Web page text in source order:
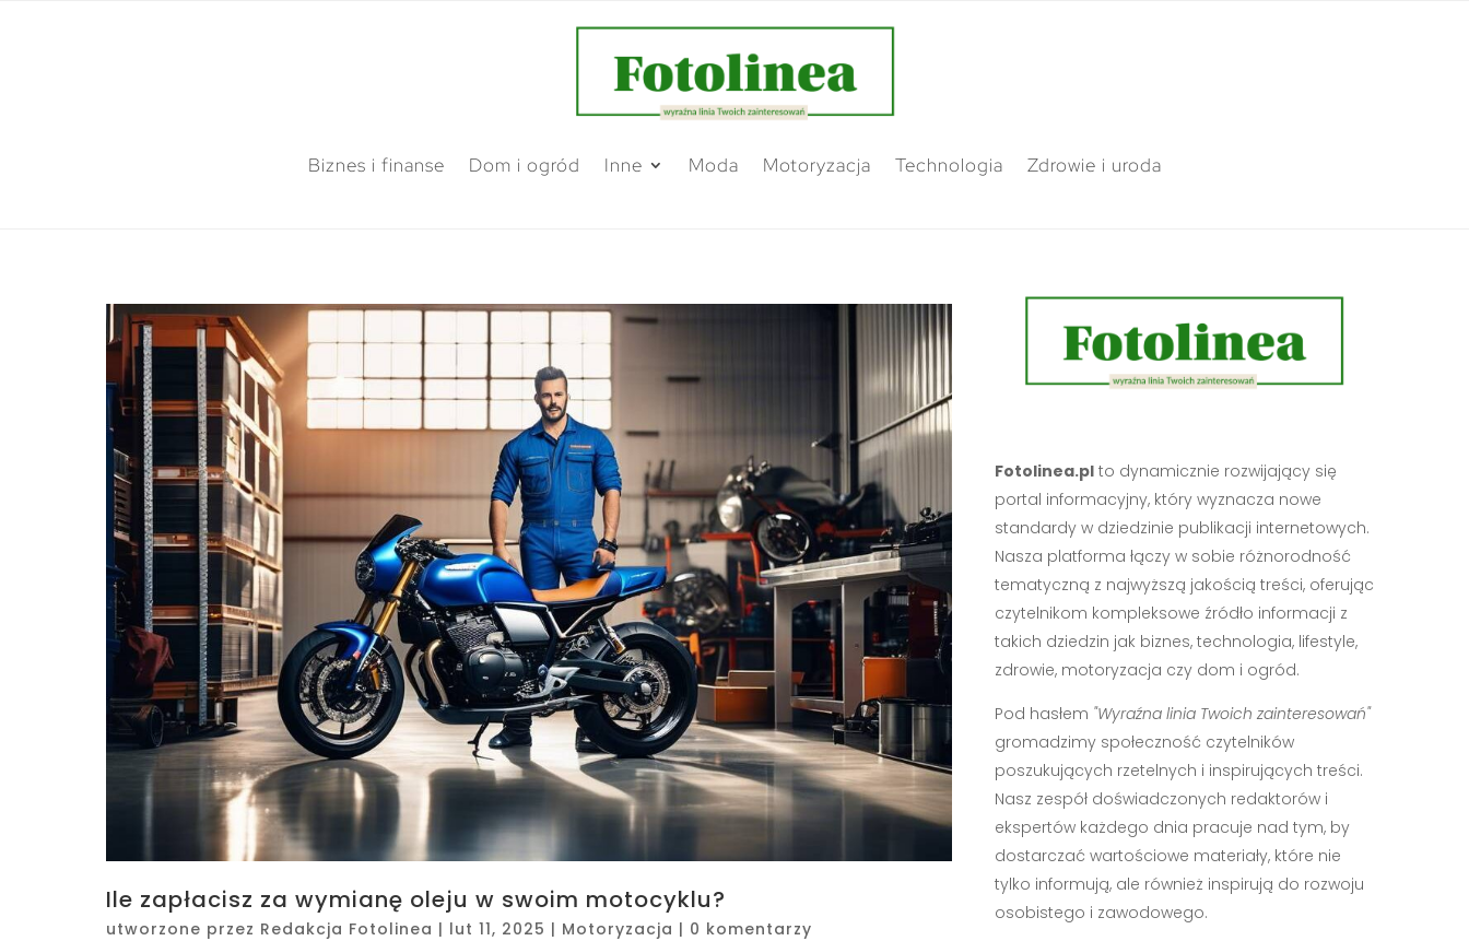
Biznes i finanse Dom i ogród Inne Moda Motoryzacja Technologia Zdrowie i uroda
Ile zapłacisz za wymianę oleju w swoim motocyklu?
utworzone przez Redakcja Fotolinea | lut 11, 2025 | Motoryzacja | 0 komentarzy
Fotolinea.plto dynamicznie rozwijający się
portal informacyjny, który wyznacza nowe
standardy w dziedzinie publikacji internetowych.
Nasza platforma łączy w sobie różnorodność
tematyczną z najwyższą jakością treści, oferując
czytelnikom kompleksowe źródło informacji z
takich dziedzin jak biznes, technologia, lifestyle,
zdrowie, motoryzacja czy dom i ogród.
Pod hasłem "Wyraźna linia Twoich zainteresowań"
gromadzimy społeczność czytelników
poszukujących rzetelnych i inspirujących treści.
Nasz zespół doświadczonych redaktorów i
ekspertów każdego dnia pracuje nad tym, by
dostarczać wartościowe materiały, które nie
tylko informują, ale również inspirują do rozwoju
osobistego i zawodowego.